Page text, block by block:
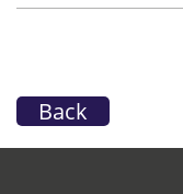
Back